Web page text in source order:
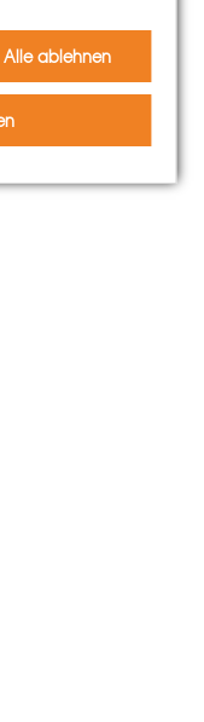
Alle ablehnen